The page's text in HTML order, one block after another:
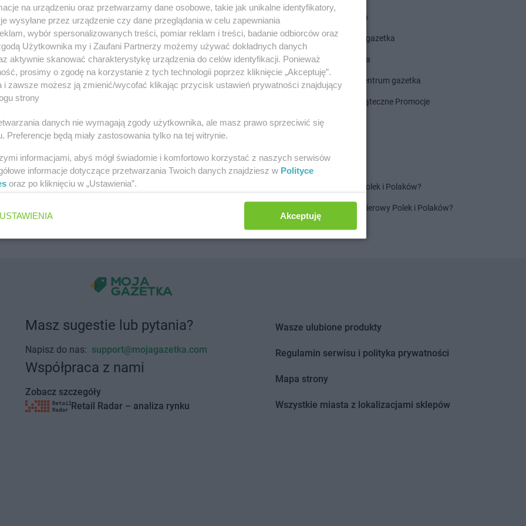
Lidl gazetka
Kaufland gazetka
PEPCO gazetka
Netto gazetka
ALDI gazetka
ROSSMANN gazetka
Dealz gazetka
Delikatesy Centrum gazetka
Gazetka Świąteczne Promocje
Jakie są ulubione płatki owsiane Polek i Polaków? Jaki jest ulubiony szampon Polek i Polaków?
Jaki jest ulubiony ręcznik papierowy Polek i Polaków?
Masz sugestie lub pytania?
Napisz do nas: support@mojagazetka.com
Współpraca z nami
Zobacz szczegóły
Retail Radar – analiza rynku
Wasze ulubione produkty
Regulamin serwisu i polityka prywatności
Mapa strony
Wszystkie miasta z lokalizacjami sklepów
na urządzeniu oraz przetwarzamy dane osobowe, takie jak unikalne identyfikatory,
wysyłane przez urządzenie czy dane przeglądania w celu zapewniania
wybór spersonalizowanych treści, pomiar reklam i treści, badanie odbiorców oraz
Użytkownika my i Zaufani Partnerzy możemy używać dokładnych danych
aktywnie skanować charakterystykę urządzenia do celów identyfikacji. Ponieważ
prosimy o zgodę na korzystanie z tych technologii poprzez kliknięcie „Akceptuję”.
i zawsze możesz ją zmienić/wycofać klikając przycisk ustawień prywatności znajdujący
strony
danych nie wymagają zgody użytkownika, ale masz prawo sprzeciwić się
Preferencje będą miały zastosowania tylko na tej witrynie.
informacjami, abyś mógł świadomie i komfortowo korzystać z naszych serwisów
informacje dotyczące przetwarzania Twoich danych znajdziesz w Polityce
oraz po kliknięciu w „Ustawienia”.
USTAWIENIA Akceptuję